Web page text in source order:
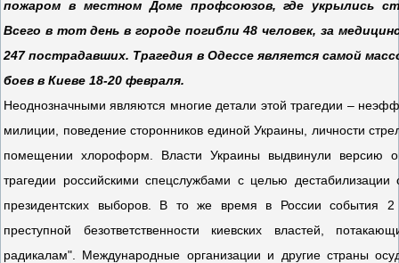
пожаром в местном Доме профсоюзов, где укрылись
Всего в тот день в городе погибли 48 человек, за
247 пострадавших. Трагедия в Одессе является самой
боев в Киеве 18-20 февраля.
Неоднозначными являются многие детали этой трагедии –
милиции, поведение сторонников единой Украины, личности
помещении хлороформ. Власти Украины выдвинули версию о
трагедии российскими спецслужбами с целью
президентских выборов. В то же время в России события
преступной безответственности киевских властей,
радикалам". Международные организации и другие страны